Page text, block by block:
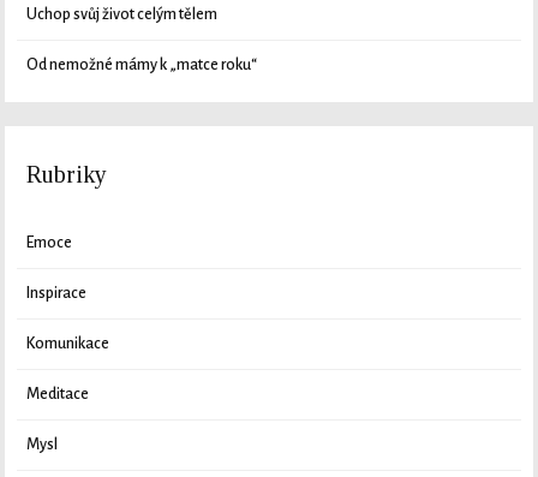
Uchop svůj život celým tělem
Od nemožné mámy k „matce roku“
Rubriky
Emoce
Inspirace
Komunikace
Meditace
Mysl